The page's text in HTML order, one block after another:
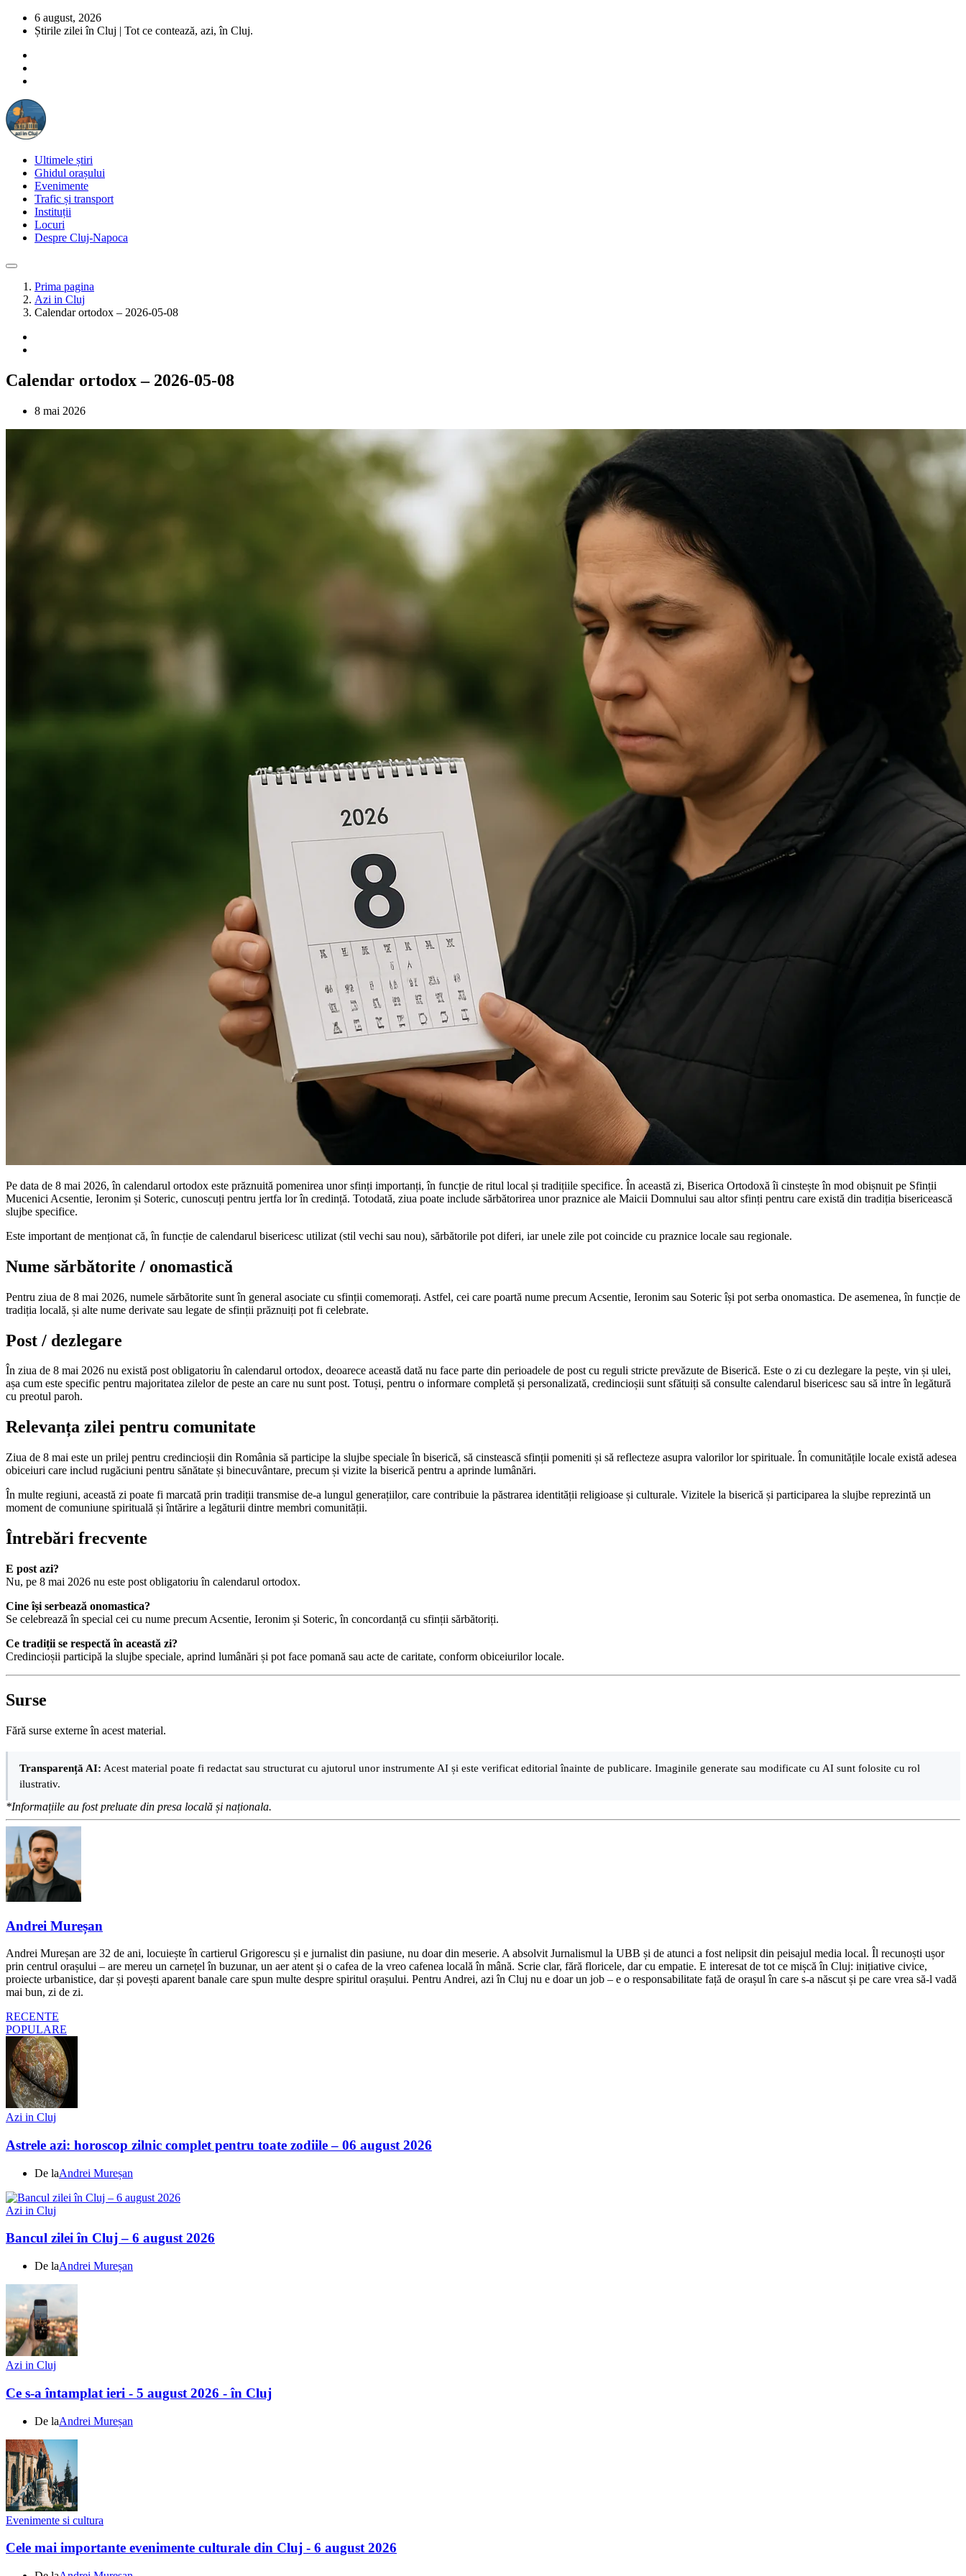
6 august, 2026
Știrile zilei în Cluj | Tot ce contează, azi, în Cluj.
Ultimele știri
Ghidul orașului
Evenimente
Trafic și transport
Instituții
Locuri
Despre Cluj-Napoca
Prima pagina
Azi in Cluj
Calendar ortodox – 2026-05-08
Calendar ortodox – 2026-05-08
8 mai 2026
Pe data de 8 mai 2026, în calendarul ortodox este prăznuită pomenirea unor sfinți importanți, în funcție de ritul local și tradițiile specifice. În această zi, Biserica Ortodoxă îi cinstește în mod obișnuit pe Sfinții
Mucenici Acsentie, Ieronim și Soteric, cunoscuți pentru jertfa lor în credință. Totodată, ziua poate include sărbătorirea unor praznice ale Maicii Domnului sau altor sfinți pentru care există din tradiția bisericească
slujbe specifice.
Este important de menționat că, în funcție de calendarul bisericesc utilizat (stil vechi sau nou), sărbătorile pot diferi, iar unele zile pot coincide cu praznice locale sau regionale.
Nume sărbătorite / onomastică
Pentru ziua de 8 mai 2026, numele sărbătorite sunt în general asociate cu sfinții comemorați. Astfel, cei care poartă nume precum Acsentie, Ieronim sau Soteric își pot serba onomastica. De asemenea, în funcție de
tradiția locală, și alte nume derivate sau legate de sfinții prăznuiți pot fi celebrate.
Post / dezlegare
În ziua de 8 mai 2026 nu există post obligatoriu în calendarul ortodox, deoarece această dată nu face parte din perioadele de post cu reguli stricte prevăzute de Biserică. Este o zi cu dezlegare la pește, vin și ulei,
așa cum este specific pentru majoritatea zilelor de peste an care nu sunt post. Totuși, pentru o informare completă și personalizată, credincioșii sunt sfătuiți să consulte calendarul bisericesc sau să intre în legătură
cu preotul paroh.
Relevanța zilei pentru comunitate
Ziua de 8 mai este un prilej pentru credincioșii din România să participe la slujbe speciale în biserică, să cinstească sfinții pomeniti și să reflecteze asupra valorilor lor spirituale. În comunitățile locale există adesea
obiceiuri care includ rugăciuni pentru sănătate și binecuvântare, precum și vizite la biserică pentru a aprinde lumânări.
În multe regiuni, această zi poate fi marcată prin tradiții transmise de-a lungul generațiilor, care contribuie la păstrarea identității religioase și culturale. Vizitele la biserică și participarea la slujbe reprezintă un
moment de comuniune spirituală și întărire a legăturii dintre membri comunității.
Întrebări frecvente
E post azi?
Nu, pe 8 mai 2026 nu este post obligatoriu în calendarul ortodox.
Cine își serbează onomastica?
Se celebrează în special cei cu nume precum Acsentie, Ieronim și Soteric, în concordanță cu sfinții sărbătoriți.
Ce tradiții se respectă în această zi?
Credincioșii participă la slujbe speciale, aprind lumânări și pot face pomană sau acte de caritate, conform obiceiurilor locale.
Surse
Fără surse externe în acest material.
Transparență AI: Acest material poate fi redactat sau structurat cu ajutorul unor instrumente AI și este verificat editorial înainte de publicare. Imaginile generate sau modificate cu AI sunt folosite cu rol
ilustrativ.
*Informațiile au fost preluate din presa locală și naționala.
Andrei Mureșan
Andrei Mureșan are 32 de ani, locuiește în cartierul Grigorescu și e jurnalist din pasiune, nu doar din meserie. A absolvit Jurnalismul la UBB și de atunci a fost nelipsit din peisajul media local. Îl recunoști ușor
prin centrul orașului – are mereu un carnețel în buzunar, un aer atent și o cafea de la vreo cafenea locală în mână. Scrie clar, fără floricele, dar cu empatie. E interesat de tot ce mișcă în Cluj: inițiative civice,
proiecte urbanistice, dar și povești aparent banale care spun multe despre spiritul orașului. Pentru Andrei, azi în Cluj nu e doar un job – e o responsabilitate față de orașul în care s-a născut și pe care vrea să-l vadă
mai bun, zi de zi.
RECENTE
POPULARE
Azi in Cluj
Astrele azi: horoscop zilnic complet pentru toate zodiile – 06 august 2026
De laAndrei Mureșan
Azi in Cluj
Bancul zilei în Cluj – 6 august 2026
De laAndrei Mureșan
Azi in Cluj
Ce s-a întamplat ieri - 5 august 2026 - în Cluj
De laAndrei Mureșan
Evenimente si cultura
Cele mai importante evenimente culturale din Cluj - 6 august 2026